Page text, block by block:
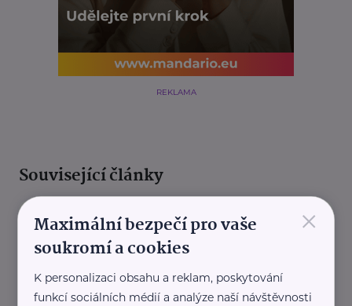
REKLAMA
Související články
×
Maximální bezpečí pro vaše
soukromí a cookies
K personalizaci obsahu a reklam, poskytování
funkcí sociálních médií a analýze naší návštěvnosti